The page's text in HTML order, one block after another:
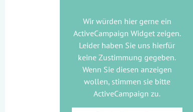
Wir würden hier gerne ein
ActiveCampaign Widgetzeigen.
Leider haben Sie uns hierfür
keine Zustimmung gegeben.
Wenn Sie diesen anzeigen
wollen, stimmen sie bitte
ActiveCampaign zu.